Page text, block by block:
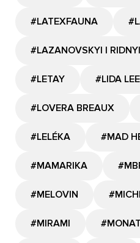
#LATEXFAUNA
#LAZANOVSKYI I RIDNYI
#LETAY #LIDA LEE
#LOVERA BREAUX
#LELÉKA #MAD
#MAMARIKA
#MELOVIN
#MIRAMI